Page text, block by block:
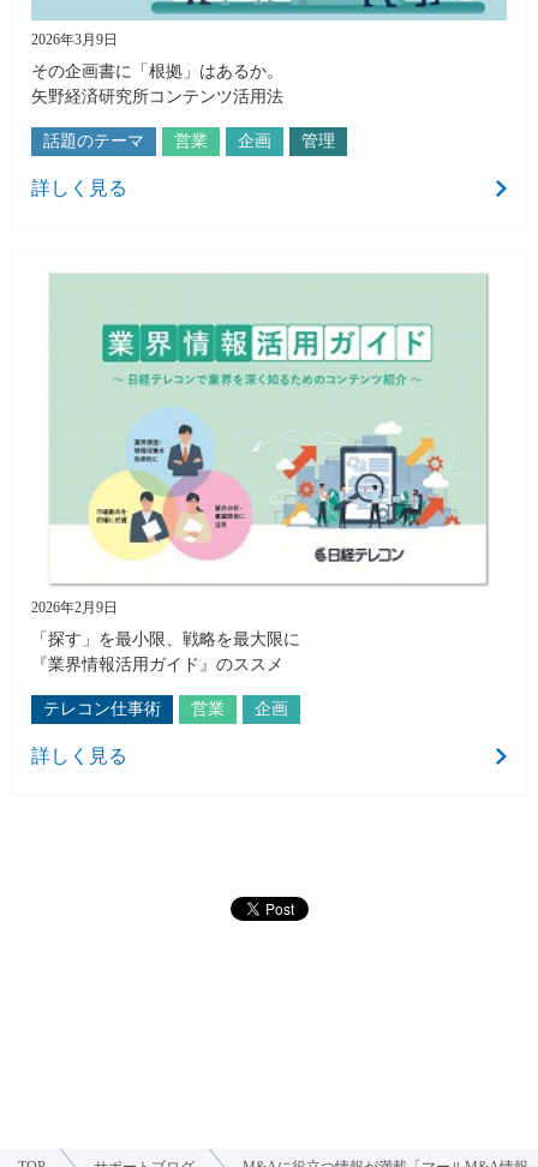
2026年3月9日
その企画書に「根拠」はあるか。
矢野経済研究所コンテンツ活用法
話題のテーマ 営業 企画 管理
詳しく見る
2026年2月9日
「探す」を最小限、戦略を最大限に
『業界情報活用ガイド』のススメ
テレコン仕事術 営業 企画
詳しく見る